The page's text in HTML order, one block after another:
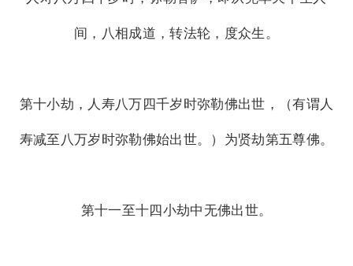
间，八相成道，转法轮，度众生。
第十小劫，人寿八万四千岁时弥勒佛出世，（有谓人
寿减至八万岁时弥勒佛始出世。）为贤劫第五尊佛。
第十一至十四小劫中无佛出世。